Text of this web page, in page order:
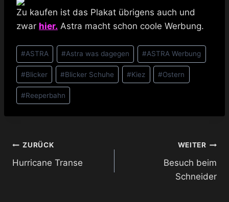
Zu kaufen ist das Plakat übrigens auch und
zwar hier. Astra macht schon coole Werbung.
Schlagworte:
#ASTRA #Astra was dagegen #ASTRA Werbung
#Blicker #Blicker Schuhe #Kiez #Ostern
#Reeperbahn
Beitragsnavigation
ZURÜCK
Hurricane Transe
WEITER
Besuch beim
Schneider